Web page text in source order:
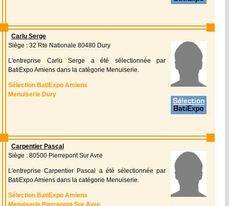
Carlu Serge
Siège : 32 Rte Nationale 80480 Dury
L'entreprise Carlu Serge a été sélectionnée par
BatiExpo Amiens dans la catégorie Menuiserie.
Sélection BatiExpo Amiens
Menuiserie Dury
Carpentier Pascal
Siège : 80500 Pierrepont Sur Avre
L'entreprise Carpentier Pascal a été sélectionnée par
BatiExpo Amiens dans la catégorie Menuiserie.
Sélection BatiExpo Amiens
Menuiserie Pierrepont Sur Avre